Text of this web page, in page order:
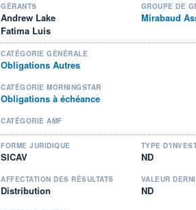
GÉRANTS
Andrew Lake
Fatima Luis
GROUPE DE
Mirabaud
CATÉGORIE GÉNÉRALE
Obligations Autres
CATÉGORIE MORNINGSTAR
Obligations à échéance
CATÉGORIE AMF
FORME JURIDIQUE
SICAV
TYPE
ND
AFFECTATION DES RÉSULTATS
Distribution
VALEUR
ND